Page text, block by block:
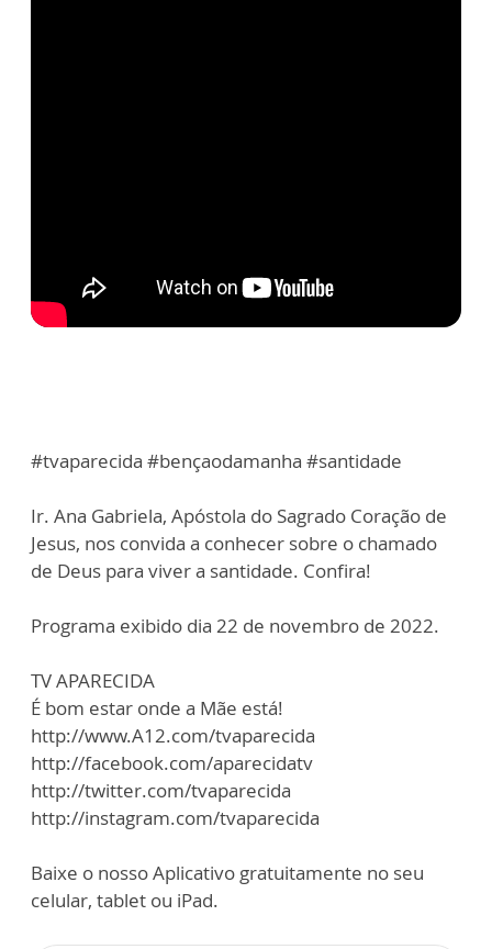
#tvaparecida #bençaodamanha #santidade
Ir. Ana Gabriela, Apóstola do Sagrado Coração de
Jesus, nos convida a conhecer sobre o chamado
de Deus para viver a santidade. Confira!
Programa exibido dia 22 de novembro de 2022.
TV APARECIDA
É bom estar onde a Mãe está!
http://www.A12.com/tvaparecida
http://facebook.com/aparecidatv
http://twitter.com/tvaparecida
http://instagram.com/tvaparecida
Baixe o nosso Aplicativo gratuitamente no seu
celular, tablet ou iPad.